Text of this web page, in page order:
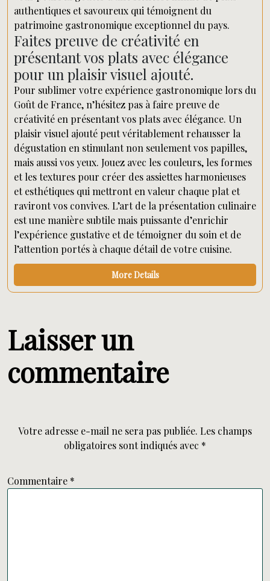
authentiques et savoureux qui témoignent du
patrimoine gastronomique exceptionnel du pays.
Faites preuve de créativité en
présentant vos plats avec élégance
pour un plaisir visuel ajouté.
Pour sublimer votre expérience gastronomique lors du
Goût de France, n’hésitez pas à faire preuve de
créativité en présentant vos plats avec élégance. Un
plaisir visuel ajouté peut véritablement rehausser la
dégustation en stimulant non seulement vos papilles,
mais aussi vos yeux. Jouez avec les couleurs, les formes
et les textures pour créer des assiettes harmonieuses
et esthétiques qui mettront en valeur chaque plat et
raviront vos convives. L’art de la présentation culinaire
est une manière subtile mais puissante d’enrichir
l’expérience gustative et de témoigner du soin et de
l’attention portés à chaque détail de votre cuisine.
More Details
Laisser un
commentaire
Votre adresse e-mail ne sera pas publiée. Les champs
obligatoires sont indiqués avec *
Commentaire *